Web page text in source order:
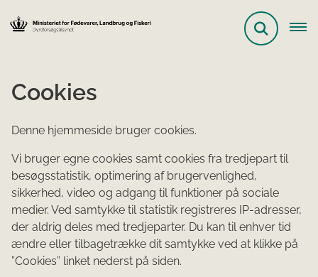
Cookies
Denne hjemmeside bruger cookies.
Vi bruger egne cookies samt cookies fra tredjepart til
besøgsstatistik, optimering af brugervenlighed,
sikkerhed, video og adgang til funktioner på sociale
medier. Ved samtykke til statistik registreres IP-adresser,
der aldrig deles med tredjeparter. Du kan til enhver tid
ændre eller tilbagetrække dit samtykke ved at klikke på
”Cookies” linket nederst på siden.